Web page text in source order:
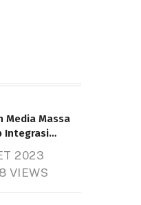
Media Massa
Integrasi
2023
VIEWS